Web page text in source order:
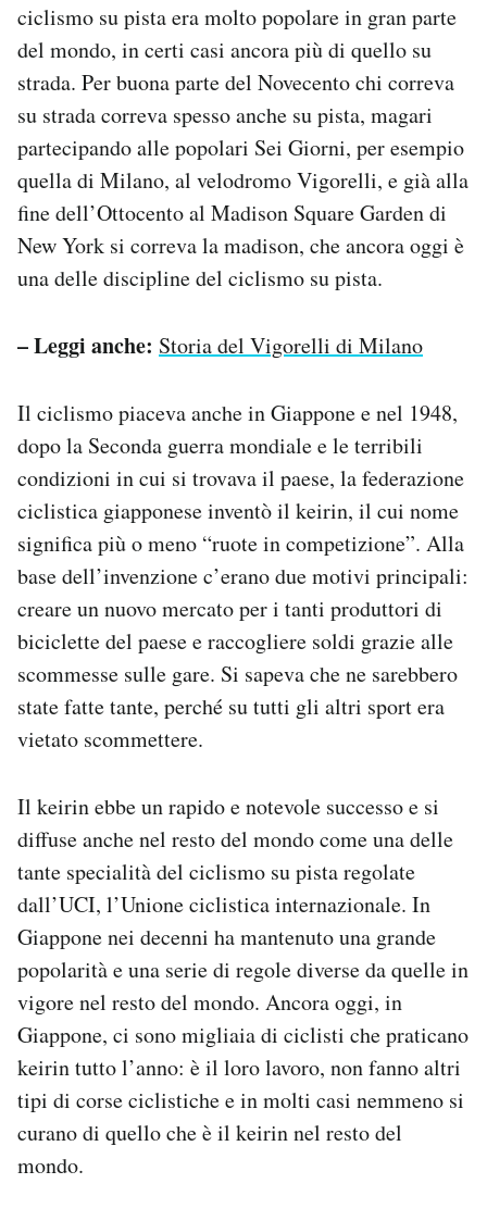
ciclismo su pista era molto popolare in gran parte
del mondo, in certi casi ancora più di quello su
strada. Per buona parte del Novecento chi correva
su strada correva spesso anche su pista, magari
partecipando alle popolari Sei Giorni, per esempio
quella di Milano, al velodromo Vigorelli, e già alla
fine dell’Ottocento al Madison Square Garden di
New York si correva la madison, che ancora oggi è
una delle discipline del ciclismo su pista.
– Leggi anche: Storia del Vigorelli di Milano
Il ciclismo piaceva anche in Giappone e nel 1948,
dopo la Seconda guerra mondiale e le terribili
condizioni in cui si trovava il paese, la federazione
ciclistica giapponese inventò il keirin, il cui nome
significa più o meno “ruote in competizione”. Alla
base dell’invenzione c’erano due motivi principali:
creare un nuovo mercato per i tanti produttori di
biciclette del paese e raccogliere soldi grazie alle
scommesse sulle gare. Si sapeva che ne sarebbero
state fatte tante, perché su tutti gli altri sport era
vietato scommettere.
Il keirin ebbe un rapido e notevole successo e si
diffuse anche nel resto del mondo come una delle
tante specialità del ciclismo su pista regolate
dall’UCI, l’Unione ciclistica internazionale. In
Giappone nei decenni ha mantenuto una grande
popolarità e una serie di regole diverse da quelle in
vigore nel resto del mondo. Ancora oggi, in
Giappone, ci sono migliaia di ciclisti che praticano
keirin tutto l’anno: è il loro lavoro, non fanno altri
tipi di corse ciclistiche e in molti casi nemmeno si
curano di quello che è il keirin nel resto del
mondo.